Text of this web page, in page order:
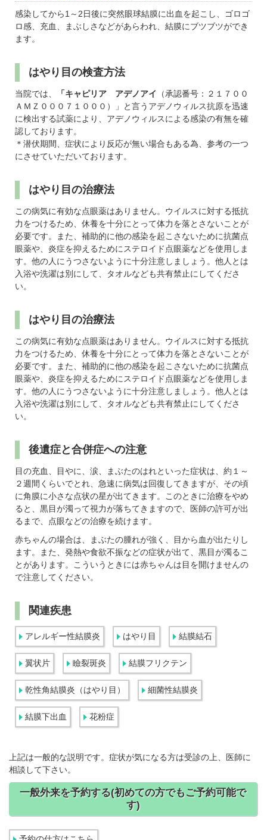
感染してから1～2日後に突然眼球結膜に出血を起こし、ゴロゴ
ロ感、充血、まぶしさなどがあらわれ、結膜にブツブツができ
ます。
はやり目の検査方法
当院では、 「キャピリア アデノアイ
（承認番号：２１７００
ＡＭＺ０００７１０００）」と言うアデノウィルス抗原を迅速
に検出する試薬により、アデノウィルスによる感染の有無を確
認しております。
＊潜伏期間、症状により反応が無い場合もある為、参考の一つ
にさせていただいております。
はやり目の治療法
この病気に有効な点眼薬はありません。ウイルスに対する抵抗
力をつけるため、休養を十分にとって体力を落とさないことが
必要です。また、補助的に他の感染を起こさないために抗菌点
眼薬や、炎症を抑えるためにステロイド点眼薬などを使用しま
す。他の人にうつさないように十分注意しましょう。他人とは
入浴や洗濯は別にして、タオルなども共有禁止にしてくださ
い。
はやり目の治療法
この病気に有効な点眼薬はありません。ウイルスに対する抵抗
力をつけるため、休養を十分にとって体力を落とさないことが
必要です。また、補助的に他の感染を起こさないために抗菌点
眼薬や、炎症を抑えるためにステロイド点眼薬などを使用しま
す。他の人にうつさないように十分注意しましょう。他人とは
入浴や洗濯は別にして、タオルなども共有禁止にしてくださ
い。
後遺症と合併症への注意
目の充血、目やに、涙、まぶたのはれといった症状は、約１～
２週間くらいでとれ、急速に病気は回復してきますが、その頃
に角膜に小さな点状の星が出てきます。このときに治療をやめ
ると、黒目が濁って視力が落ちてきますので、医師の許可が出
るまで、点眼などの治療を続けます。
赤ちゃんの場合は、まぶたの腫れが強く、目から血が出たりし
ます。また、発熱や食欲不振などの症状が出て、黒目が濁るこ
とがあります。こういうときには赤ちゃんは目を開けませんの
で注意してください。
関連疾患
アレルギー性結膜炎 はやり目 結膜結石
翼状片 瞼裂斑炎 結膜フリクテン
乾性角結膜炎（はやり目） 細菌性結膜炎
結膜下出血 花粉症
上記は一般的な説明です。症状が気になる方は受診の上、医師に
相談して下さい。
一般外来を予約する(初めての方でもご予約可能で
す)